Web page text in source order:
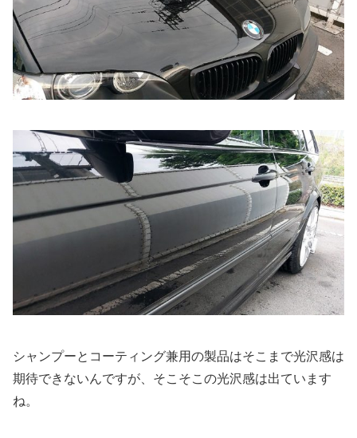
シャンプーとコーティング兼用の製品はそこまで光沢感は
期待できないんですが、そこそこの光沢感は出ています
ね。